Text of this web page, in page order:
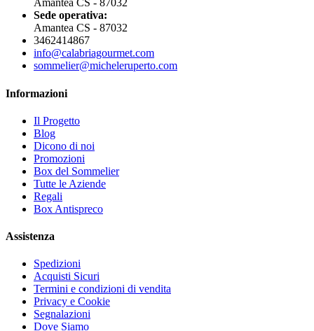
Amantea CS - 87032
Sede operativa:
Amantea CS - 87032
3462414867
info@calabriagourmet.com
sommelier@micheleruperto.com
Informazioni
Il Progetto
Blog
Dicono di noi
Promozioni
Box del Sommelier
Tutte le Aziende
Regali
Box Antispreco
Assistenza
Spedizioni
Acquisti Sicuri
Termini e condizioni di vendita
Privacy e Cookie
Segnalazioni
Dove Siamo